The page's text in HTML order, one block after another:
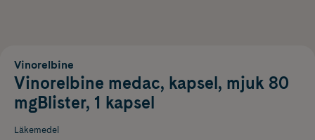
Vinorelbine
Vinorelbine medac, kapsel, mjuk 80
mgBlister, 1 kapsel
Läkemedel